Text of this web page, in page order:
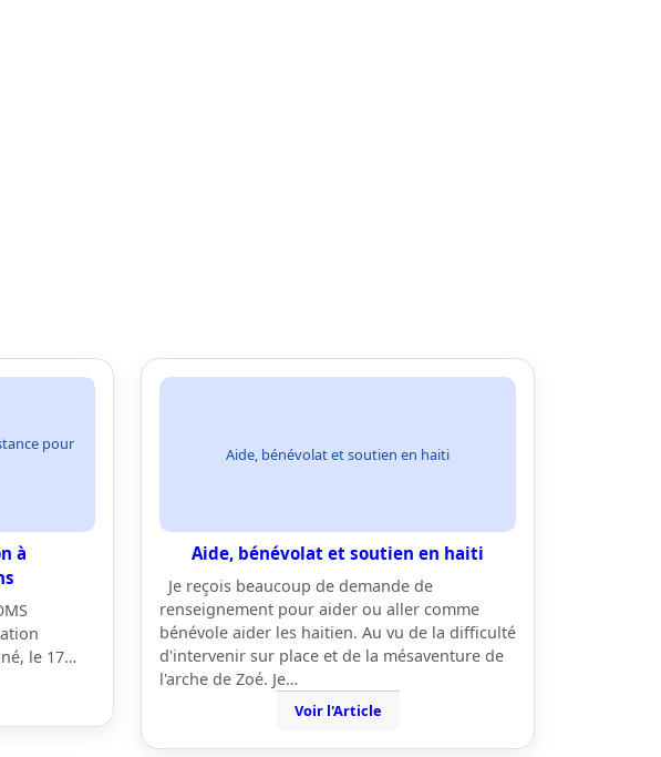
pour
à
le 17…
Aide, bénévolat et soutien en haiti
Aide, bénévolat et soutien en haiti
Je reçois beaucoup de demande de
renseignement pour aider ou aller comme
bénévole aider les haitien. Au vu de la difficulté
d'intervenir sur place et de la mésaventure de
l'arche de Zoé. Je…
Voir l'Article